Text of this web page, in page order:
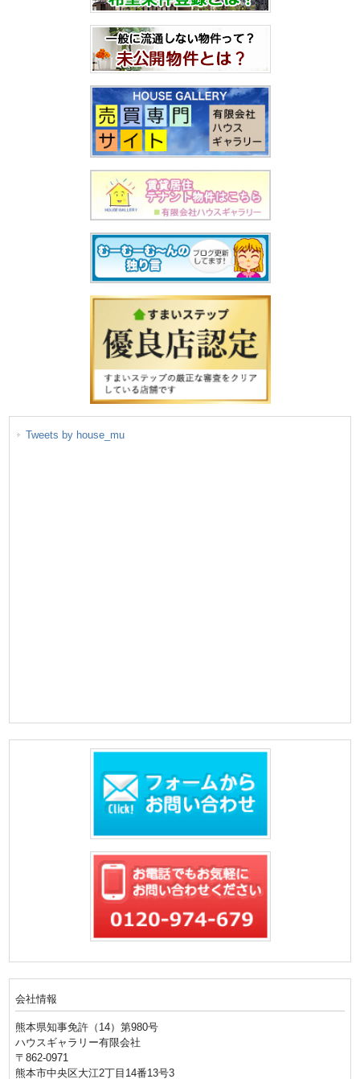
Tweets by house_mu
会社情報
熊本県知事免許（14）第980号
ハウスギャラリー有限会社
〒862-0971
熊本市中央区大江2丁目14番13号3